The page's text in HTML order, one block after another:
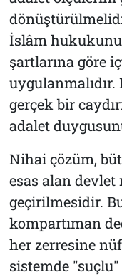
İslâm
şartlarına göre
uygulanmalıdır.
gerçek bir
adalet
Nihai çözüm,
esas alan
geçirilmesidir.
kompartıman
her zerresine
sistemde